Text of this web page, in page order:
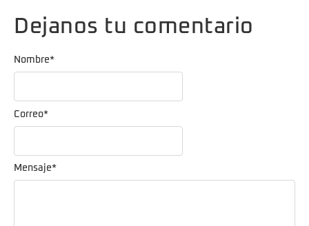
Dejanos tu comentario
Mensaje*
Nombre*
Correo*